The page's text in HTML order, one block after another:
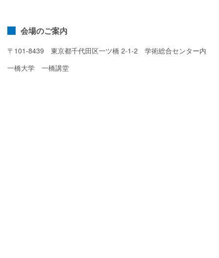
会場のご案内
〒101-8439 東京都千代田区一ツ橋 2-1-2 学術総合センター内
一橋大学 一橋講堂